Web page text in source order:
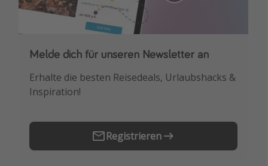
Melde dich für unseren Newsletter an
Erhalte die besten Reisedeals, Urlaubshacks &
Inspiration!
Registrieren
Downloade unsere App
Buche die besten Reiseschnäppchen als
Erstes.